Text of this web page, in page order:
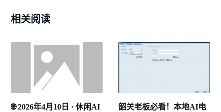
相关阅读
🌐 2026年4月10日 · 休闲AI
韶关老板必看！本地AI电